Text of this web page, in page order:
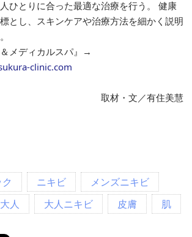
ひとりに合った最適な治療を行う。 健康
とし、スキンケアや治療方法を細かく説明
＆メディカルスパ』→
clinic.com
取材・文／有住美慧
ニキビ
メンズニキビ
大人 大人ニキビ 皮膚 肌